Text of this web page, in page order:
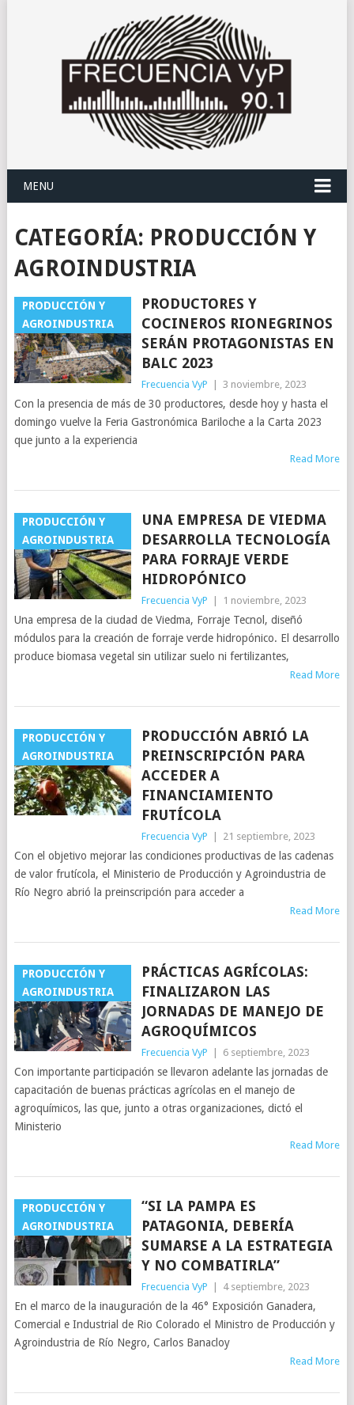
MENU
CATEGORÍA: PRODUCCIÓN Y
AGROINDUSTRIA
PRODUCCIÓN Y
AGROINDUSTRIA
PRODUCTORES Y
COCINEROS RIONEGRINOS
SERÁN PROTAGONISTAS EN
BALC 2023
Frecuencia VyP 3 noviembre, 2023
Con la presencia de más de 30 productores, desde hoy y hasta el
domingo vuelve la Feria Gastronómica Bariloche a la Carta 2023
que junto a la experiencia
Read More
PRODUCCIÓN Y
AGROINDUSTRIA
UNA EMPRESA DE VIEDMA
DESARROLLA TECNOLOGÍA
PARA FORRAJE VERDE
HIDROPÓNICO
Frecuencia VyP 1 noviembre, 2023
Una empresa de la ciudad de Viedma, Forraje Tecnol, diseñó
módulos para la creación de forraje verde hidropónico. El desarrollo
produce biomasa vegetal sin utilizar suelo ni fertilizantes,
Read More
PRODUCCIÓN Y
AGROINDUSTRIA
PRODUCCIÓN ABRIÓ LA
PREINSCRIPCIÓN PARA
ACCEDER A
FINANCIAMIENTO
FRUTÍCOLA
Frecuencia VyP 21 septiembre, 2023
Con el objetivo mejorar las condiciones productivas de las cadenas
de valor frutícola, el Ministerio de Producción y Agroindustria de
Río Negro abrió la preinscripción para acceder a
Read More
PRODUCCIÓN Y
AGROINDUSTRIA
PRÁCTICAS AGRÍCOLAS:
FINALIZARON LAS
JORNADAS DE MANEJO DE
AGROQUÍMICOS
Frecuencia VyP 6 septiembre, 2023
Con importante participación se llevaron adelante las jornadas de
capacitación de buenas prácticas agrícolas en el manejo de
agroquímicos, las que, junto a otras organizaciones, dictó el
Ministerio
Read More
PRODUCCIÓN Y
AGROINDUSTRIA
“SI LA PAMPA ES
PATAGONIA, DEBERÍA
SUMARSE A LA ESTRATEGIA
Y NO COMBATIRLA”
Frecuencia VyP 4 septiembre, 2023
En el marco de la inauguración de la 46° Exposición Ganadera,
Comercial e Industrial de Rio Colorado el Ministro de Producción y
Agroindustria de Río Negro, Carlos Banacloy
Read More